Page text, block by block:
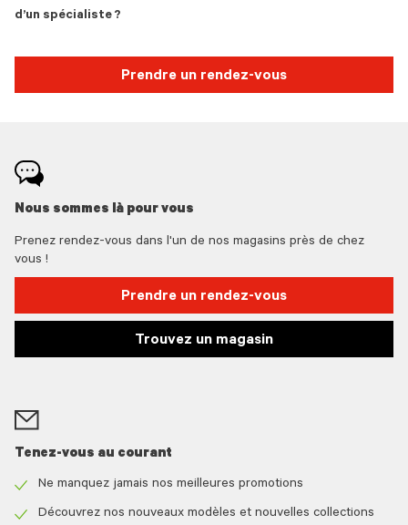
d’un spécialiste ?
Prendre un rendez-vous
Nous sommes là pour vous
Prenez rendez-vous dans l'un de nos magasins près de chez
vous !
Prendre un rendez-vous
Trouvez un magasin
Tenez-vous au courant
icon
Ne manquez jamais nos meilleures promotions
Découvrez nos nouveaux modèles et nouvelles collections